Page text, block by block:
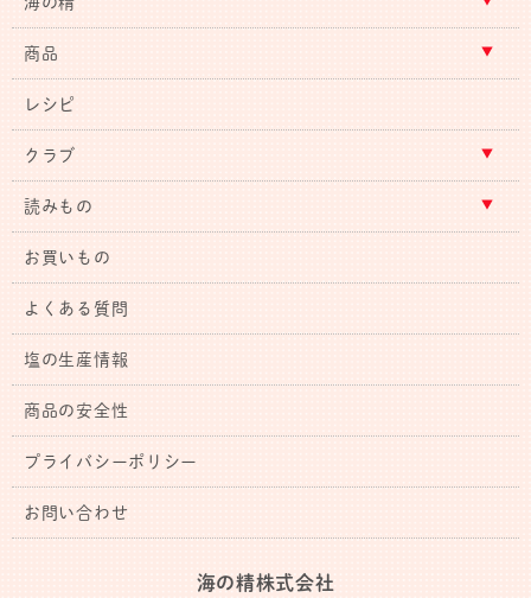
商品
レシピ
クラブ
読みもの
お買いもの
よくある質問
塩の生産情報
商品の安全性
プライバシーポリシー
お問い合わせ
海の精株式会社